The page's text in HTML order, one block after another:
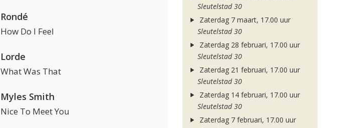
Rondé
How Do I Feel
Lorde
What Was That
Myles Smith
Nice To Meet You
Sleutelstad 30
Zaterdag 7 maart, 17.00 uur
Sleutelstad 30
Zaterdag 28 februari, 17.00 uur
Sleutelstad 30
Zaterdag 21 februari, 17.00 uur
Sleutelstad 30
Zaterdag 14 februari, 17.00 uur
Sleutelstad 30
Zaterdag 7 februari, 17.00 uur